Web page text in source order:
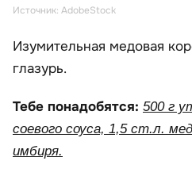
Источник: AdobeStock
Изумительная медовая
глазурь.
Тебе понадобятся: 500 г
соевого соуса, 1,5 ст.л.
имбиря.